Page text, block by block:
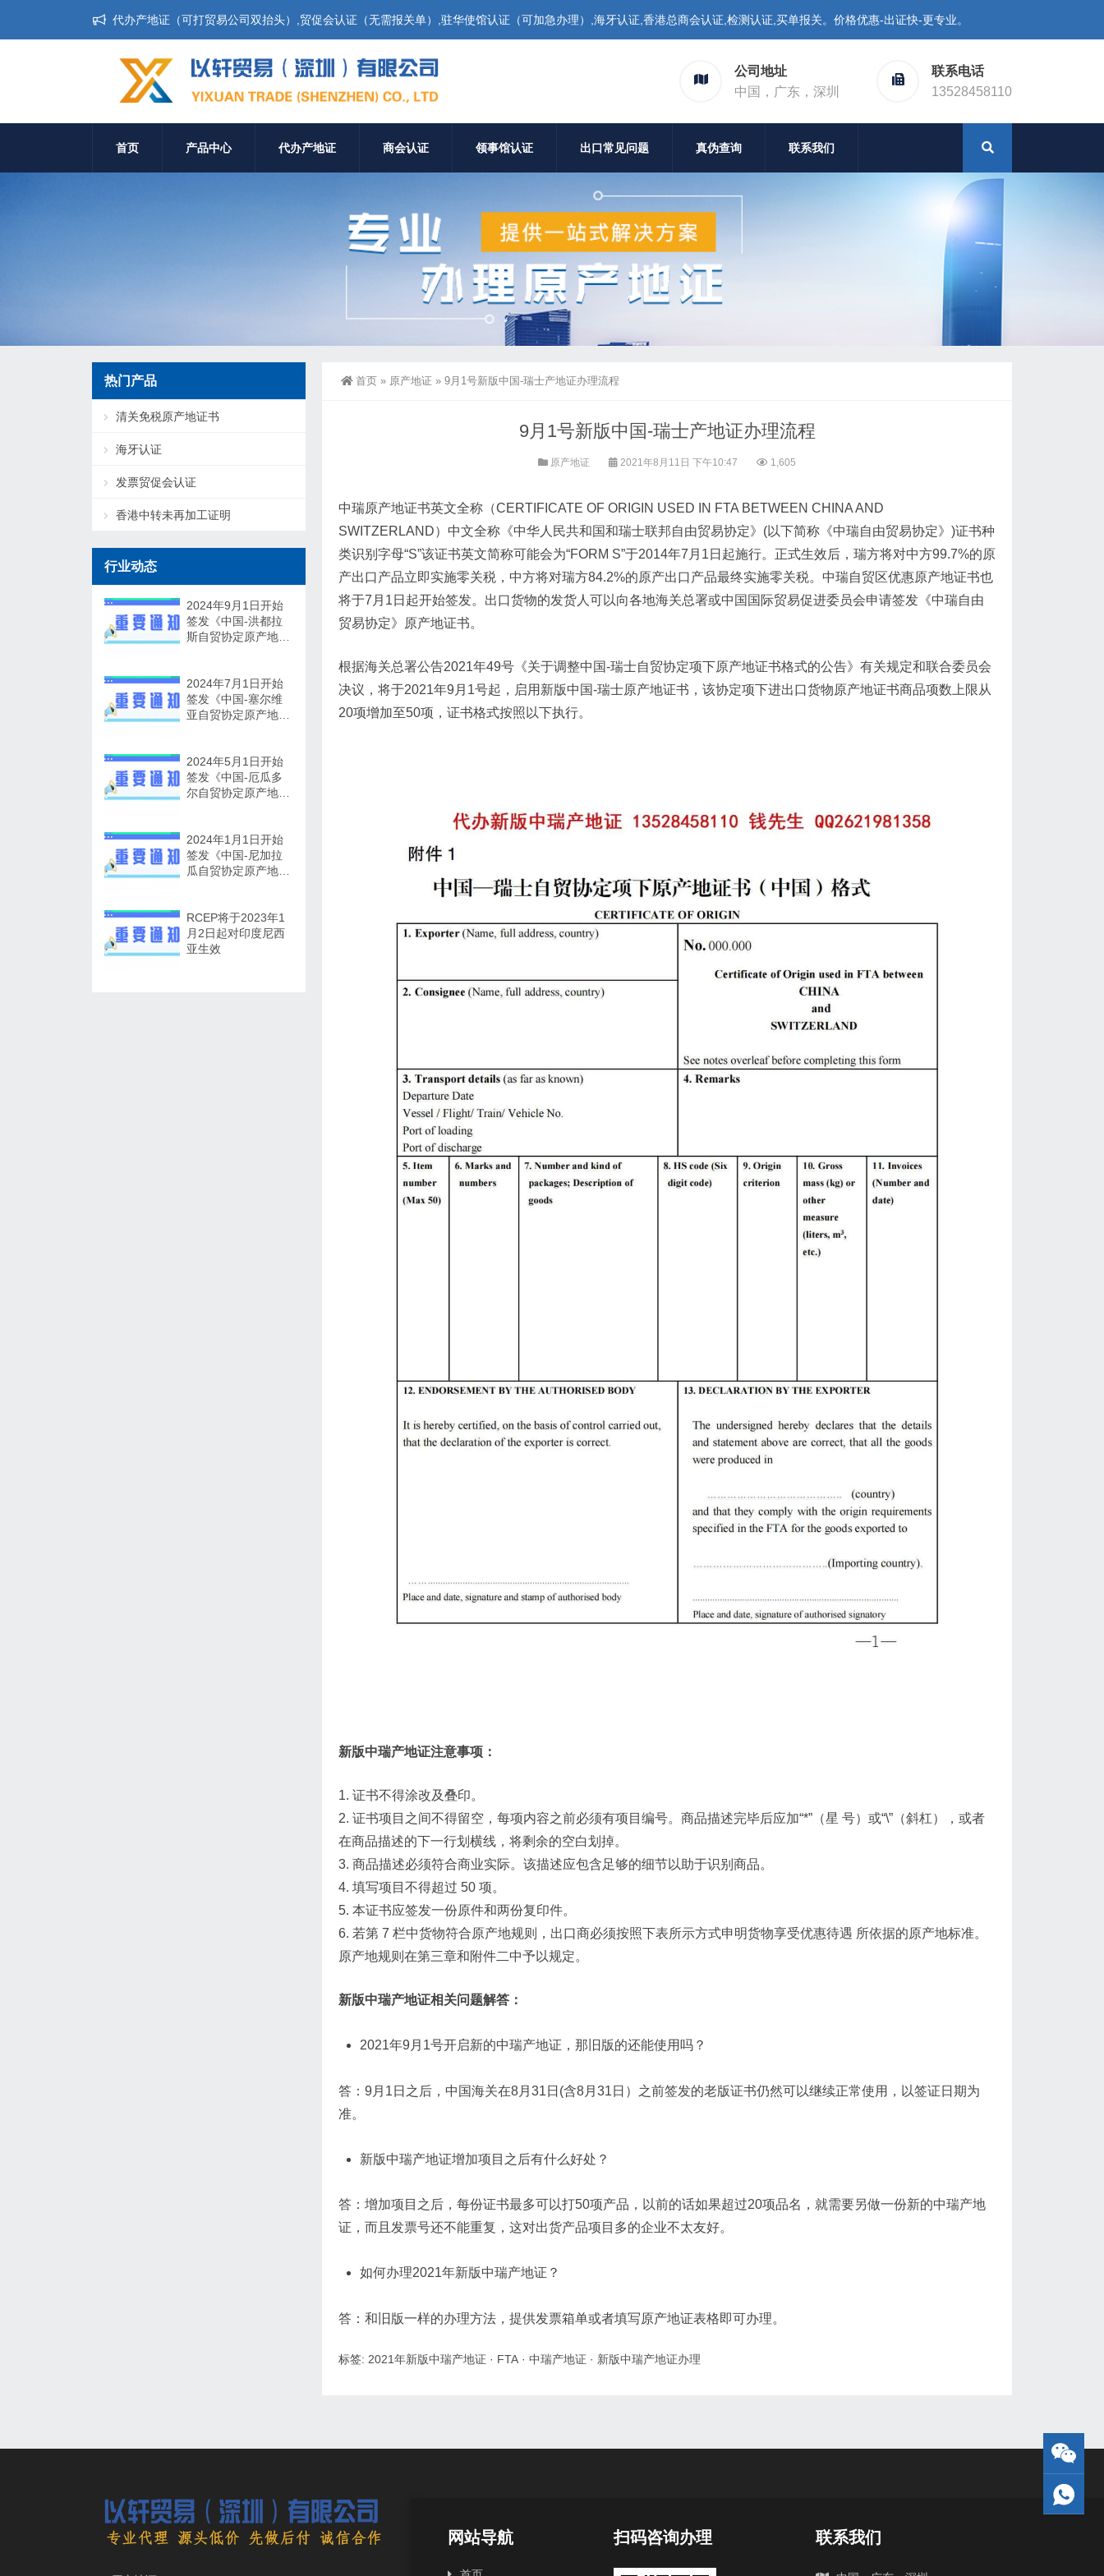
代办产地证（可打贸易公司双抬头）,贸促会认证（无需报关单）,驻华使馆认证（可加急办理）,海牙认证,香港总商会认证,检测认证,买单报关。价格优惠-出证快-更专业。
公司地址
中国，广东，深圳
联系电话
13528458110
首页 产品中心 代办产地证 商会认证 领事馆认证 出口常见问题 真伪查询 联系我们
首页 » 原产地证 » 9月1号新版中国-瑞士产地证办理流程
9月1号新版中国-瑞士产地证办理流程
原产地证 2021年8月11日 下午10:47 1,605
中瑞原产地证书英文全称（CERTIFICATE OF ORIGIN USED IN FTA BETWEEN CHINA AND
SWITZERLAND）中文全称《中华人民共和国和瑞士联邦自由贸易协定》(以下简称《中瑞自由贸易协定》)证书种
类识别字母“S”该证书英文简称可能会为“FORM S”于2014年7月1日起施行。正式生效后，瑞方将对中方99.7%的原
产出口产品立即实施零关税，中方将对瑞方84.2%的原产出口产品最终实施零关税。中瑞自贸区优惠原产地证书也
将于7月1日起开始签发。出口货物的发货人可以向各地海关总署或中国国际贸易促进委员会申请签发《中瑞自由
贸易协定》原产地证书。
根据海关总署公告2021年49号《关于调整中国-瑞士自贸协定项下原产地证书格式的公告》有关规定和联合委员会
决议，将于2021年9月1号起，启用新版中国-瑞士原产地证书，该协定项下进出口货物原产地证书商品项数上限从
20项增加至50项，证书格式按照以下执行。
新版中瑞产地证注意事项：
1. 证书不得涂改及叠印。
2. 证书项目之间不得留空，每项内容之前必须有项目编号。商品描述完毕后应加“*”（星 号）或“\”（斜杠），或者
在商品描述的下一行划横线，将剩余的空白划掉。
3. 商品描述必须符合商业实际。该描述应包含足够的细节以助于识别商品。
4. 填写项目不得超过 50 项。
5. 本证书应签发一份原件和两份复印件。
6. 若第 7 栏中货物符合原产地规则，出口商必须按照下表所示方式申明货物享受优惠待遇 所依据的原产地标准。
原产地规则在第三章和附件二中予以规定。
新版中瑞产地证相关问题解答：
2021年9月1号开启新的中瑞产地证，那旧版的还能使用吗？
答：9月1日之后，中国海关在8月31日(含8月31日）之前签发的老版证书仍然可以继续正常使用，以签证日期为
准。
新版中瑞产地证增加项目之后有什么好处？
答：增加项目之后，每份证书最多可以打50项产品，以前的话如果超过20项品名，就需要另做一份新的中瑞产地
证，而且发票号还不能重复，这对出货产品项目多的企业不太友好。
如何办理2021年新版中瑞产地证？
答：和旧版一样的办理方法，提供发票箱单或者填写原产地证表格即可办理。
标签: 2021年新版中瑞产地证 · FTA · 中瑞产地证 · 新版中瑞产地证办理
热门产品
清关免税原产地证书
海牙认证
发票贸促会认证
香港中转未再加工证明
行业动态
2024年9月1日开始
签发《中国-洪都拉
斯自贸协定原产地证
2024年7月1日开始
签发《中国-塞尔维
亚自贸协定原产地证
2024年5月1日开始
签发《中国-厄瓜多
尔自贸协定原产地证
2024年1月1日开始
签发《中国-尼加拉
瓜自贸协定原产地证
RCEP将于2023年1
月2日起对印度尼西
亚生效
网站导航 扫码咨询办理 联系我们